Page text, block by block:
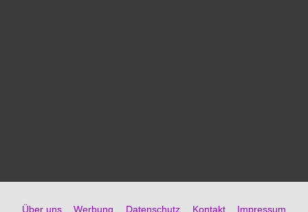
Über uns Werbung Datenschutz Kontakt Impressum